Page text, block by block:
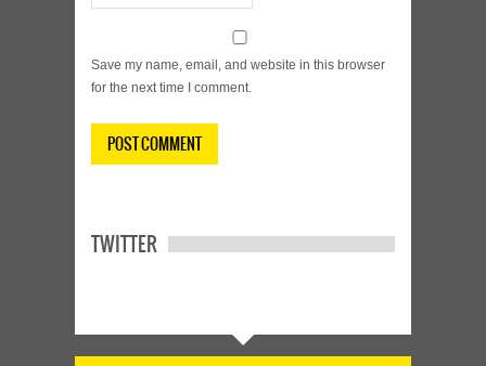
Save my name, email, and website in this browser
for the next time I comment.
TWITTER